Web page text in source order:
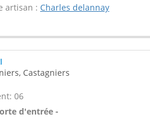
artisan : Charles delannay
Castagniers
06
d'entrée -